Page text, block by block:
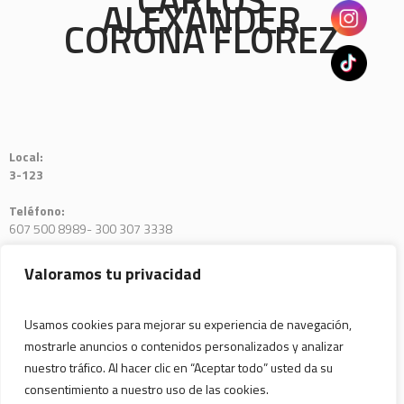
Valoramos tu privacidad
Usamos cookies para mejorar su experiencia de navegación,
mostrarle anuncios o contenidos personalizados y analizar
nuestro tráfico. Al hacer clic en “Aceptar todo” usted da su
consentimiento a nuestro uso de las cookies.
ALEXANDER
CORONA FLOREZ
Local:
3-123
Teléfono:
607 500 8989- 300 307 3338
E-mail:
coronacarlosabogado@yahoo.com